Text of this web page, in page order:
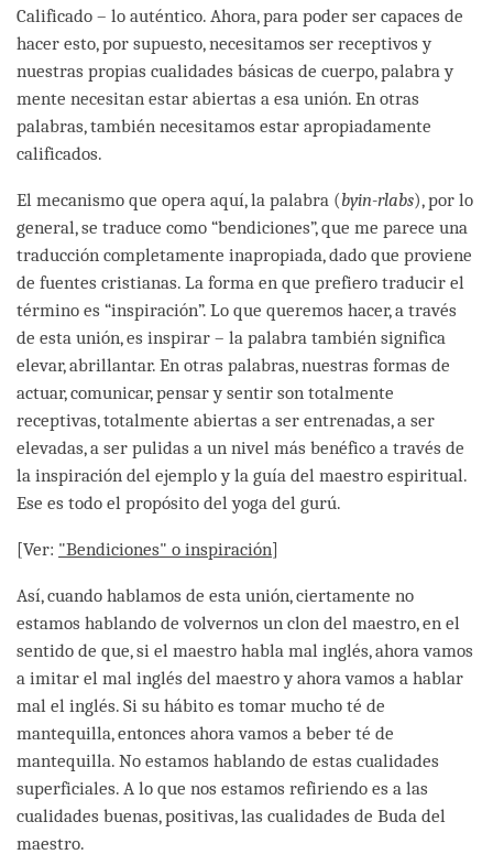
Calificado – lo auténtico. Ahora, para poder ser capaces de
hacer esto, por supuesto, necesitamos ser receptivos y
nuestras propias cualidades básicas de cuerpo, palabra y
mente necesitan estar abiertas a esa unión. En otras
palabras, también necesitamos estar apropiadamente
calificados.
El mecanismo que opera aquí, la palabra (byin-rlabs), por lo
general, se traduce como “bendiciones”, que me parece una
traducción completamente inapropiada, dado que proviene
de fuentes cristianas. La forma en que prefiero traducir el
término es “inspiración”. Lo que queremos hacer, a través
de esta unión, es inspirar – la palabra también significa
elevar, abrillantar. En otras palabras, nuestras formas de
actuar, comunicar, pensar y sentir son totalmente
receptivas, totalmente abiertas a ser entrenadas, a ser
elevadas, a ser pulidas a un nivel más benéfico a través de
la inspiración del ejemplo y la guía del maestro espiritual.
Ese es todo el propósito del yoga del gurú.
[Ver: "Bendiciones" o inspiración]
Así, cuando hablamos de esta unión, ciertamente no
estamos hablando de volvernos un clon del maestro, en el
sentido de que, si el maestro habla mal inglés, ahora vamos
a imitar el mal inglés del maestro y ahora vamos a hablar
mal el inglés. Si su hábito es tomar mucho té de
mantequilla, entonces ahora vamos a beber té de
mantequilla. No estamos hablando de estas cualidades
superficiales. A lo que nos estamos refiriendo es a las
cualidades buenas, positivas, las cualidades de Buda del
maestro.